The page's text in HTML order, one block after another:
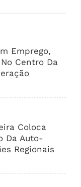
Emprego,
Centro Da
Coloca
Da Auto-
Regionais